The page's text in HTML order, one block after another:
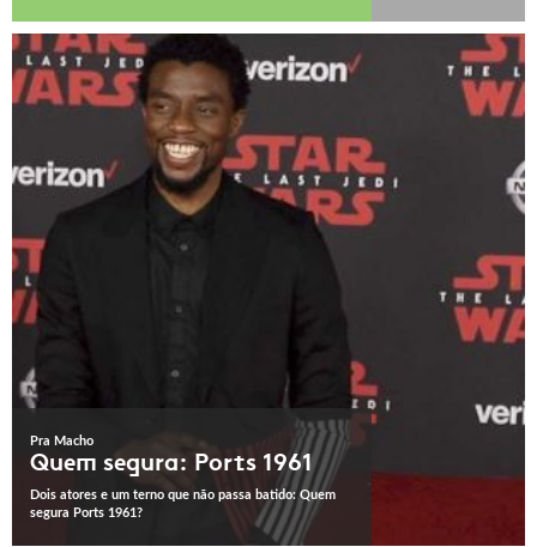
Pra Macho
Quem segura: Ports 1961
Dois atores e um terno que não passa batido: Quem
segura Ports 1961?